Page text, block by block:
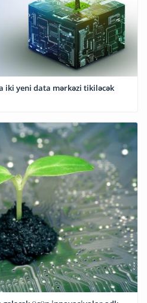
iki yeni data mərkəzi tikiləcək